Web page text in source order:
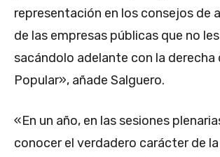
representación en los consejos de
de las empresas públicas que no
sacándolo adelante con la derecha
Popular», añade Salguero.
«En un año, en las sesiones
conocer el verdadero carácter de